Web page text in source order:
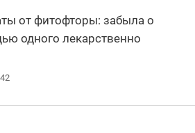
от фитофторы: забыла о
одного лекарственно